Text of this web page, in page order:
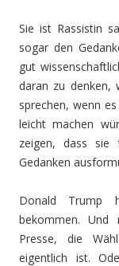
Sie ist Rassistin
sogar den
gut
daran zu denken,
sprechen, wenn
leicht machen
zeigen, dass sie
Gedanken
Donald Trump
bekommen.
Presse, die
eigentlich ist.